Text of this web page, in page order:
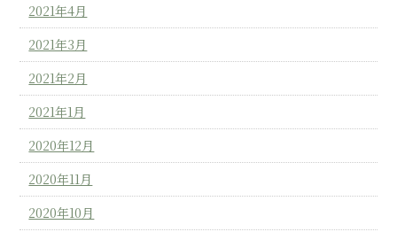
2021年4月
2021年3月
2021年2月
2021年1月
2020年12月
2020年11月
2020年10月